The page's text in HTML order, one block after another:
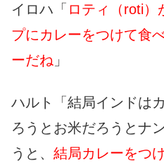
イロハ「 ロティ（roti）
プにカレーをつけて食
ーだね 」
ハルト「結局インドは
ろうとお米だろうとナ
うと、 結局カレーをつ